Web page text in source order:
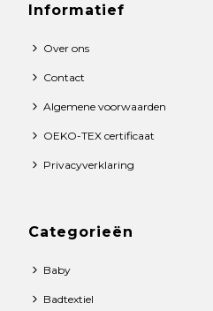
Informatief
Over ons
Contact
Algemene voorwaarden
OEKO-TEX certificaat
Privacyverklaring
Categorieën
Baby
Badtextiel